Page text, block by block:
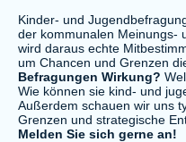
Kinder- und
der kommunalen Meinungs-
wird daraus echte
um Chancen und Grenzen
Befragungen Wirkung?
Wie können sie kind- und
Außerdem schauen wir uns
Grenzen und strategische
Melden Sie sich gerne an!